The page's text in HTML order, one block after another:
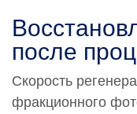
после
Скорость
фракционного